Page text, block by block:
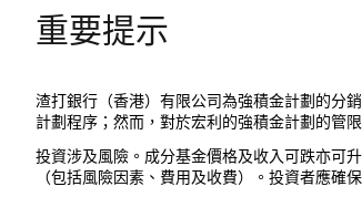
重要提示
渣打銀行（香港）有限公司為強積金計劃的分
計劃程序；然而，對於宏利的強積金計劃的管
投資涉及風險。成分基金價格及收入可跌亦可
（包括風險因素、費用及收費）。投資者應